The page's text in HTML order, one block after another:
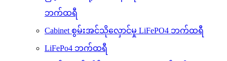
ဘက်ထရီ
Cabinet စွမ်းအင်သိုလှောင်မှု LiFePO4 ဘက်ထရီ
LiFePo4 ဘက်ထရီ